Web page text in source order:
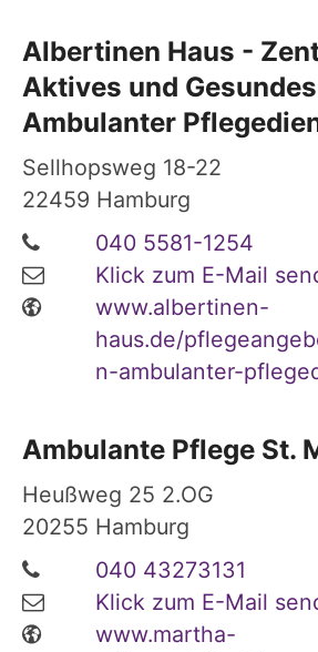
Albertinen Haus -
Aktives und
Ambulanter
Sellhopsweg 18-22
22459 Hamburg
040 5581-1254
Klick zum E-Mail
www.albertinen-
haus.de/
n-ambulanter-
Ambulante Pflege St.
Heußweg 25 2.OG
20255 Hamburg
040 43273131
Klick zum E-Mail
www.martha-